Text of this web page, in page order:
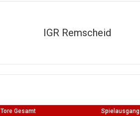
IGR Remscheid
Tore Gesamt Spielausgang